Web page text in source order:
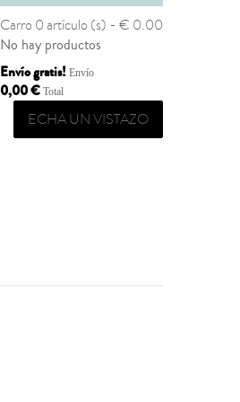
Carro 0 artículo (s) - € 0.00
No hay productos
Envío gratis! Envío
0,00 € Total
ECHA UN VISTAZO